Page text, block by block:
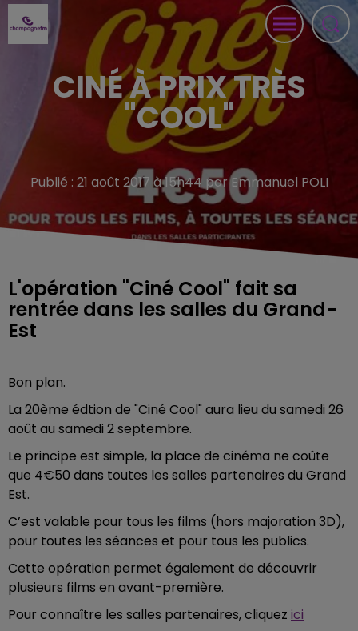
CINÉ À PRIX TRÈS
"COOL"
Publié : 21 août 2017 à 15h44 par Emmanuel POLI
L'opération "Ciné Cool" fait sa
rentrée dans les salles du Grand-
Est
Bon plan.
La 20ème édtion de "Ciné Cool" aura lieu du samedi 26
août au samedi 2 septembre.
Le principe est simple, la place de cinéma ne coûte
que 4€50 dans toutes les salles partenaires du Grand
Est.
C’est valable pour tous les films (hors majoration 3D),
pour toutes les séances et pour tous les publics.
Cette opération permet également de découvrir
plusieurs films en avant-première.
Pour connaître les salles partenaires, cliquez ici